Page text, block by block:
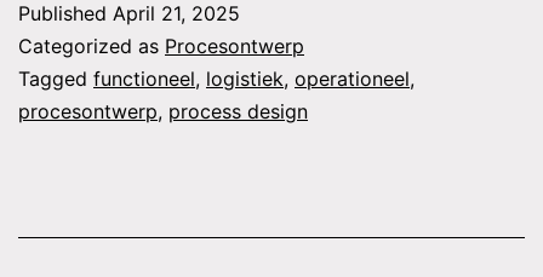
functioneel
en
operationeel
Published April 21, 2025
Categorized as Procesontwerp
Tagged functioneel, logistiek, operationeel,
procesontwerp, process design